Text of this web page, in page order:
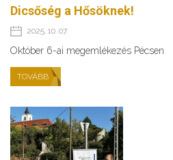
Dicsőség a Hősöknek!
2025. 10. 07.
Október 6-ai megemlékezés Pécsen
TOVÁBB